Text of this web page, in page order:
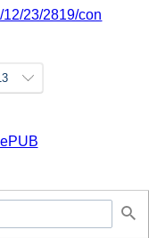
23/2819/con
ePUB